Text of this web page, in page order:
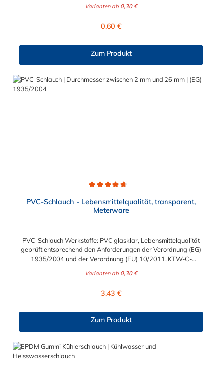
Druckloses Durchleiten von Flüssigkeiten und Gasen wie
Mineralwasser, Süßmost und alkoholische Getränke bis 15
fetthaltige Produkte!). Die durchfließenden Lebensmittel sollten
Schlauch vor dem Ersteinsatz unbedingt sorgfältig zu reinigen
Varianten ab 0,30 €
Regulärer Preis:
0,60 €
Zum Produkt
PVC-Schlauch - Lebensmittelqualität, transparent,
Meterware
PVC-Schlauch Werkstoffe: PVC glasklar, Lebensmittelqualität
geprüft entsprechend den Anforderungen der Verordnung (EG)
1935/2004 und der Verordnung (EU) 10/2011, KTW-C-
Druckloses Durchleiten von Flüssigkeiten und Gasen wie
Mineralwasser, Süßmost und alkoholische Getränke bis 15
fetthaltige Produkte!). Die durchfließenden Lebensmittel sollten
+40°C nicht überschreiten. Eine Geschmacksprobe ist ratsam.
Bei der Durchleitung von Lebensmitteln und Trinkwasser ist der
Schlauch vor dem Ersteinsatz unbedingt sorgfältig zu reinigen
Varianten ab 0,30 €
Regulärer Preis:
3,43 €
Zum Produkt